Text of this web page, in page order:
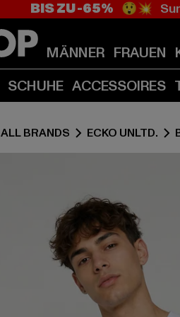
BIS ZU -65% 😲💥
MÄNNER FRAUEN
SCHUHE ACCESSOIRES
ALL BRANDS ECKO UNLTD.